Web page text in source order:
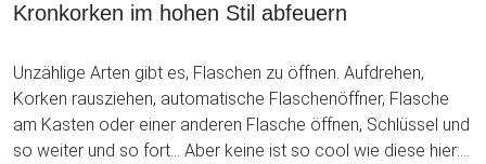
Kronkorken im hohen Stil abfeuern
Unzählige Arten gibt es, Flaschen zu öffnen. Aufdrehen,
Korken rausziehen, automatische Flaschenöffner, Flasche
am Kasten oder einer anderen Flasche öffnen, Schlüssel und
so weiter und so fort... Aber keine ist so cool wie diese hier: